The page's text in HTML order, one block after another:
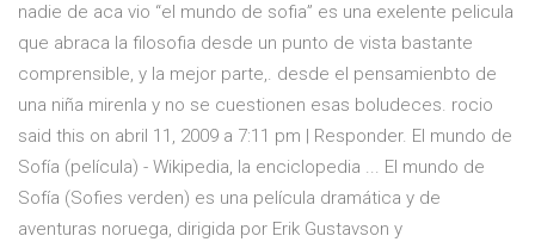
nadie de aca vio “el mundo de sofia” es una exelente pelicula
que abraca la filosofia desde un punto de vista bastante
comprensible, y la mejor parte,. desde el pensamienbto de
una niña mirenla y no se cuestionen esas boludeces. rocio
said this on abril 11, 2009 a 7:11 pm | Responder. El mundo de
Sofía (película) - Wikipedia, la enciclopedia ... El mundo de
Sofía (Sofies verden) es una película dramática y de
aventuras noruega, dirigida por Erik Gustavson y